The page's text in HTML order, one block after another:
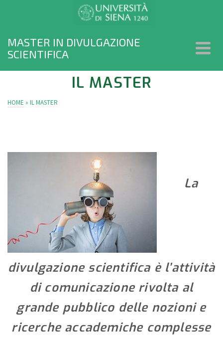
MASTER IN DIVULGAZIONE
SCIENTIFICA
IL MASTER
HOME » IL MASTER
La
divulgazione scientifica è l’attività
di comunicazione rivolta al
grande pubblico delle nozioni e
ricerche accademiche complesse